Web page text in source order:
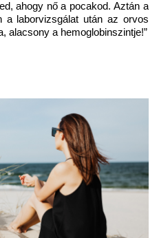
ahogy nő a pocakod. Aztán a
a laborvizsgálat után az orvos
alacsony a hemoglobinszintje!”